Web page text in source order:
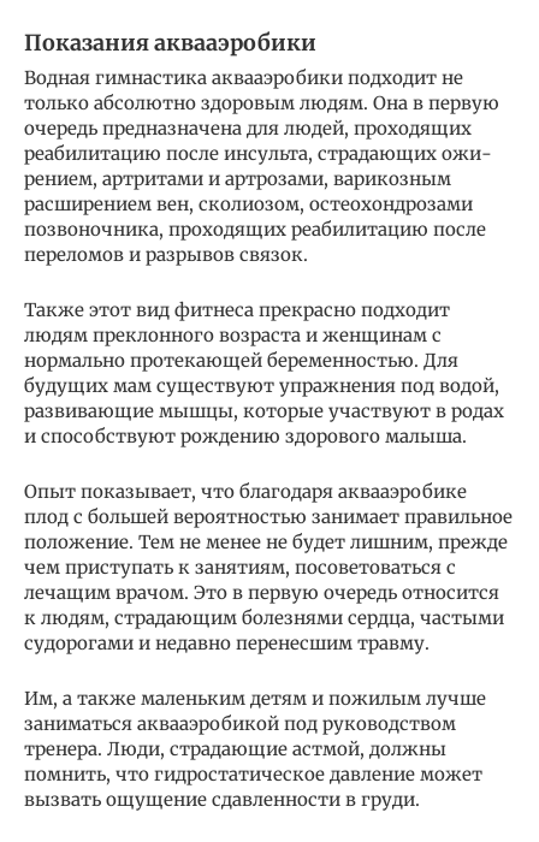
Показания аквааэробики
Водная гимнастика аквааэробики подходит не
только абсолютно здоро­вым людям. Она в первую
очередь предназначена для людей, проходящих
реабилитацию после инсульта, страдающих ожи­
рением, артритами и артрозами, варикозным
расширением вен, сколиозом, остеохондрозами
позвоночника, проходящих реабилитацию после
переломов и разрывов связок.
Также этот вид фитнеса прекрасно подходит
людям пре­клонного возраста и женщинам с
нормально протекающей беременностью. Для
будущих мам существуют упражнения под водой,
развивающие мышцы, которые участвуют в родах
и способствуют рождению здорового малыша.
Опыт показы­вает, что благодаря аквааэробике
плод с большей вероятно­стью занимает правильное
положение. Тем не менее не будет лишним, прежде
чем приступать к занятиям, посоветоваться с
лечащим врачом. Это в первую очередь относится
к людям, страдающим болезнями серд­ца, частыми
судорогами и недавно перенесшим травму.
Им, а также маленьким детям и пожилым лучше
заниматься аквааэробикой под руководством
тренера. Люди, страдающие астмой, должны
помнить, что гидростатическое давление может
вы­звать ощущение сдавленности в груди.